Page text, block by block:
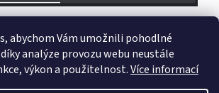
abychom Vám umožnili pohodlné
analýze provozu webu neustále
výkon a použitelnost.Více informací